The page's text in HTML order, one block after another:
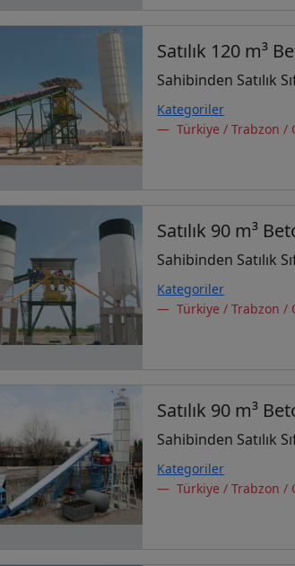
Satılık 120 m³
Sahibinden Satılık
Kategoriler
Türkiye / Trabzon /
Satılık 90 m³
Sahibinden Satılık
Kategoriler
Türkiye / Trabzon /
Satılık 90 m³
Sahibinden Satılık
Kategoriler
Türkiye / Trabzon /